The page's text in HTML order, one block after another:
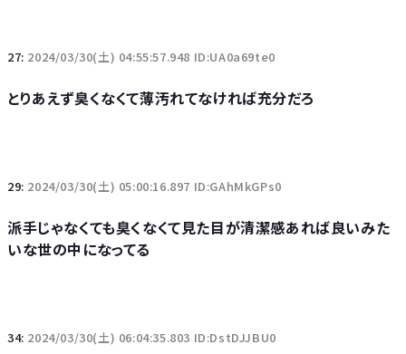
27: 2024/03/30(土) 04:55:57.948 ID:UA0a69te0
とりあえず臭くなくて薄汚れてなければ充分だろ
29: 2024/03/30(土) 05:00:16.897 ID:GAhMkGPs0
派手じゃなくても臭くなくて見た目が清潔感あれば良いみた
いな世の中になってる
34: 2024/03/30(土) 06:04:35.803 ID:DstDJJBU0